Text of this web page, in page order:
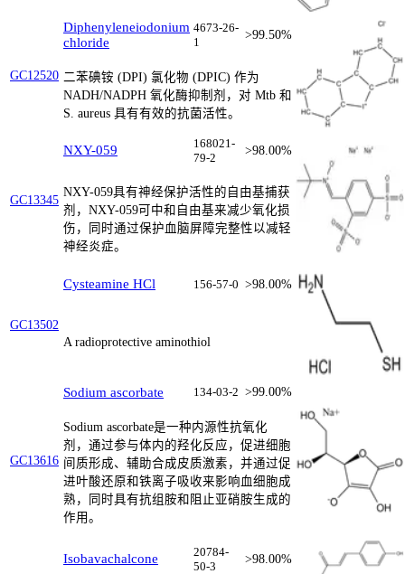
GC12520
Diphenyleneiodonium
chloride
4673-26-
1
>99.50%
二苯碘铵 (DPI) 氯化物 (DPIC) 作为
NADH/NADPH 氧化酶抑制剂，对 Mtb 和
S. aureus 具有有效的抗菌活性。
GC13345
NXY-059
168021-
79-2
>98.00%
NXY-059具有神经保护活性的自由基捕获
剂，NXY-059可中和自由基来减少氧化损
伤，同时通过保护血脑屏障完整性以减轻
神经炎症。
GC13502
Cysteamine HCl 156-57-0 >98.00%
A radioprotective aminothiol
GC13616
Sodium ascorbate 134-03-2 >99.00%
Sodium ascorbate是一种内源性抗氧化
剂，通过参与体内的羟化反应，促进细胞
间质形成、辅助合成皮质激素，并通过促
进叶酸还原和铁离子吸收来影响血细胞成
熟，同时具有抗组胺和阻止亚硝胺生成的
作用。
Isobavachalcone
20784-
50-3
>98.00%